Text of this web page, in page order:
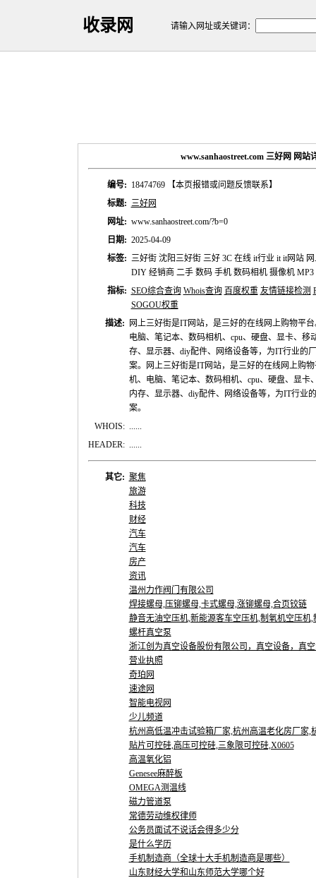
收录网 请输入网址或关键词：
www.sanhaostreet.com 三好网 网站
编号: 18474769
【本页报错或问题反馈联系】
标题: 三好网
网址: www.sanhaostreet.com/?b=0
日期: 2025-04-09
标签: 三好街 沈阳三好街 三好 3C 在线 it行业 it it网站
DIY 经销商 二手 数码 手机 数码相机 摄像机
指标: SEO综合查询 Whois查询 百度权重 友情链接检测
SOGOU权重
描述:
网上三好街是IT网站，是三好的在线网上购物平
电脑、笔记本、数码相机、cpu、硬盘、显卡、移
存、显示器、diy配件、网络设备等，为IT行业的
案。网上三好街是IT网站，是三好的在线网上购
机、电脑、笔记本、数码相机、cpu、硬盘、显卡
内存、显示器、diy配件、网络设备等，为IT行业
案。
WHOIS: ......
HEADER: ......
其它: 聚焦
旅游
科技
财经
汽车
汽车
房产
资讯
温州力作阀门有限公司
焊接螺母,压铆螺母,卡式螺母,涨铆螺母,合页铰链
静音无油空压机,新能源客车空压机,制氧机空压机
螺杆真空泵
浙江创为真空设备股份有限公司，真空设备，真
营业执照
奇珀网
速途网
智能电视网
少儿频道
杭州高低温冲击试验箱厂家,杭州高温老化房厂家,
贴片可控硅,高压可控硅,三象限可控硅,X0605
高温氧化铝
Genesee麻醉板
OMEGA测温线
磁力管道泵
常德劳动维权律师
公务员面试不说话会得多少分
是什么学历
手机制造商（全球十大手机制造商是哪些）
山东财经大学和山东师范大学哪个好